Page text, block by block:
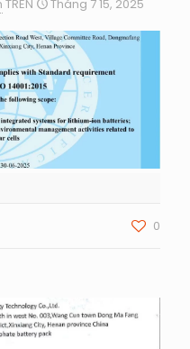
TRÊN Tháng 7 15, 2025
0